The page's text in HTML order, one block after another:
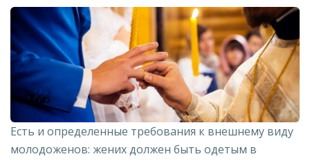
Есть и определенные требования к внешнему виду
молодоженов: жених должен быть одетым в